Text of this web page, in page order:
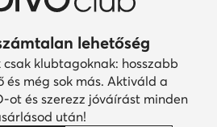
lehetőség
klubtagoknak: hosszabb
és még sok más. Aktiváld a
ot és szerezz jóváírást minden
után!